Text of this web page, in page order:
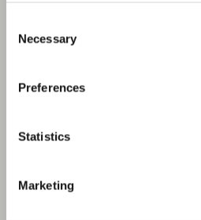
Selection
Necessary
Preferences
Statistics
Marketing